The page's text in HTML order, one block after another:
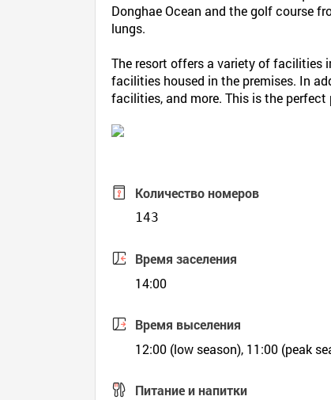
Donghae Ocean and the golf course
lungs.
The resort offers a variety of facilities
facilities housed in the premises. In
facilities, and more. This is the
Количество номеров
143
Время заселения
14:00
Время выселения
12:00 (low season), 11:00 (peak
Питание и напитки